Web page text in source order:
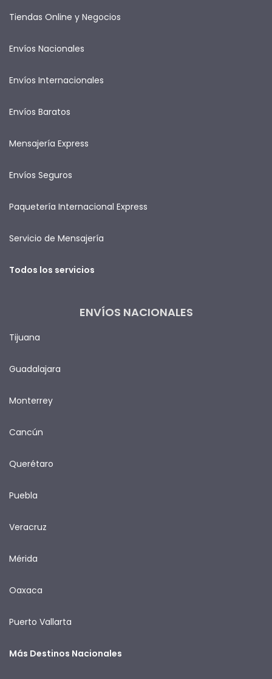
Tiendas Online y Negocios
Envíos Nacionales
Envíos Internacionales
Envíos Baratos
Mensajería Express
Envíos Seguros
Paquetería Internacional Express
Servicio de Mensajería
Todos los servicios
ENVÍOS NACIONALES
Tijuana
Guadalajara
Monterrey
Cancún
Querétaro
Puebla
Veracruz
Mérida
Oaxaca
Puerto Vallarta
Más Destinos Nacionales